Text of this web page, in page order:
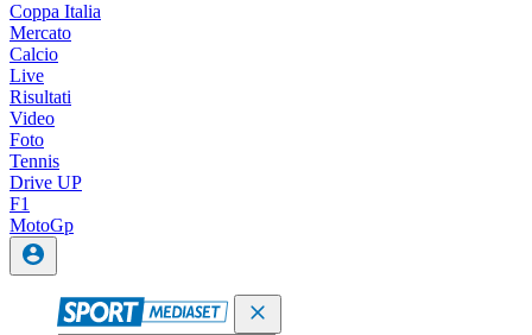
Coppa Italia
Mercato
Calcio
Live
Risultati
Video
Foto
Tennis
Drive UP
F1
MotoGp